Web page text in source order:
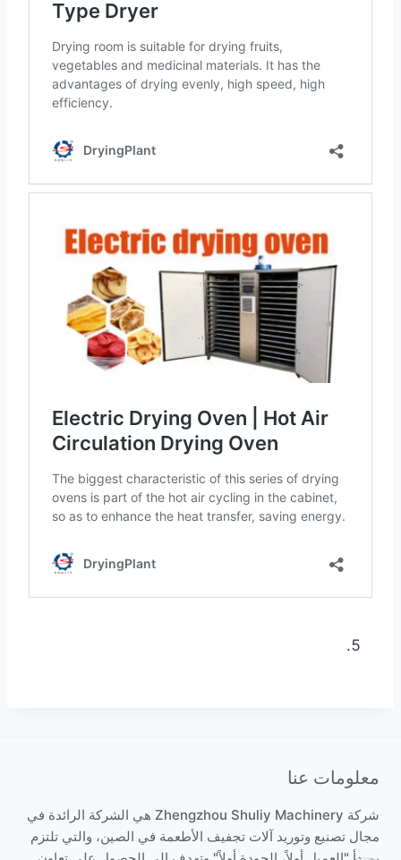
معلومات عنا
شركة Zhengzhou Shuliy Machinery هي الشركة الرائدة في
مجال تصنيع وتوريد آلات تجفيف الأطعمة في الصين، والتي تلتزم